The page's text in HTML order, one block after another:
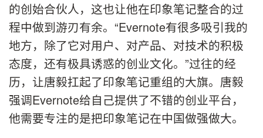
的创始合伙人，这也让他在印象笔记整合的过
程中做到游刃有余。 “Evernote有很多吸引我的
地方，除了它对用户、对产品、对技术的积极
态度，还有极具诱惑的创业文化。 ”过往的经
历，让唐毅扛起了印象笔记重组的大旗。唐毅
强调Evernote给自己提供了不错的创业平台，
他需要专注的是把印象笔记在中国做强做大。